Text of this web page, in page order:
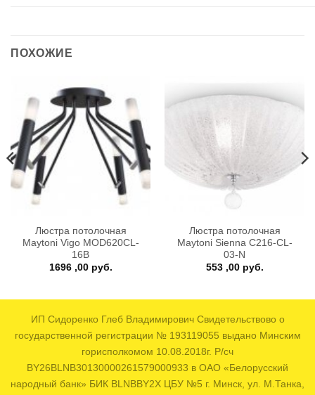
ПОХОЖИЕ
Люстра потолочная
Maytoni Vigo MOD620CL-
16B
1696 ,00 руб.
Люстра потолочная
Maytoni Sienna C216-CL-
03-N
553 ,00 руб.
ИП Сидоренко Глеб Владимирович Свидетельствово о
государственной регистрации № 193119055 выдано Минским
горисполкомом 10.08.2018г. Р/сч
BY26BLNB30130000261579000933 в ОАО «Белорусский
народный банк» БИК BLNBBY2X ЦБУ №5 г. Минск, ул. М.Танка,